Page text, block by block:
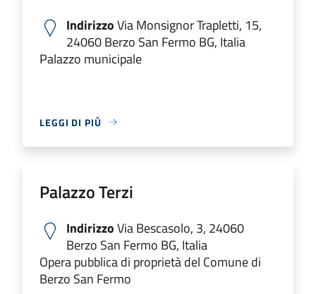
IndirizzoVia Monsignor Trapletti, 15,
24060 Berzo San Fermo BG, Italia
Palazzo municipale
LEGGI DI PIÙ
Palazzo Terzi
IndirizzoVia Bescasolo, 3, 24060
Berzo San Fermo BG, Italia
Opera pubblica di proprietà del Comune di
Berzo San Fermo